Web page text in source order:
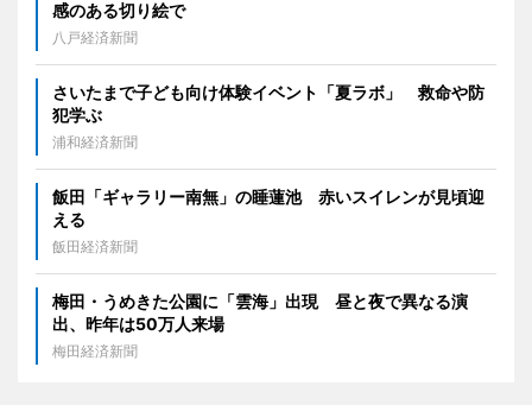
感のある切り絵で
八戸経済新聞
さいたまで子ども向け体験イベント「夏ラボ」 救命や防
犯学ぶ
浦和経済新聞
飯田「ギャラリー南無」の睡蓮池 赤いスイレンが見頃迎
える
飯田経済新聞
梅田・うめきた公園に「雲海」出現 昼と夜で異なる演
出、昨年は50万人来場
梅田経済新聞